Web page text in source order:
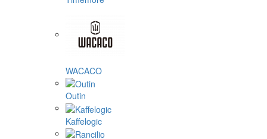
WACACO
Outin
Kaffelogic